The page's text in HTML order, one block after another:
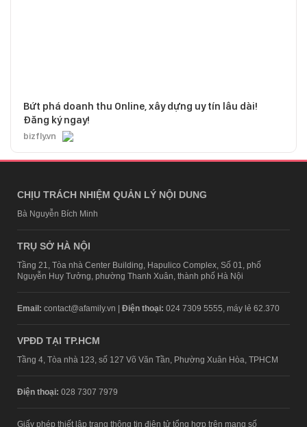
Bứt phá doanh thu Online, xây dựng uy tín lâu dài!
Đăng ký ngay!
bizfly.vn
CHỊU TRÁCH NHIỆM QUẢN LÝ NỘI DUNG
Bà Nguyễn Bích Minh
TRỤ SỞ HÀ NỘI
Tầng 21, Tòa nhà Center Building, Hapulico Complex, Số 01, phố
Nguyễn Huy Tưởng, phường Thanh Xuân, thành phố Hà Nội
Email: contact@afamily.vn | Điện thoại: 024 7309 5555, máy lẻ 62.370
VPĐD TẠI TP.HCM
Tầng 4, Tòa nhà 123, số 127 Võ Văn Tần, Phường Xuân Hòa, TPHCM
Điện thoại: 028 7307 7979
Giấy phép thiết lập trang thông tin điện tử tổng hợp trên mạng số